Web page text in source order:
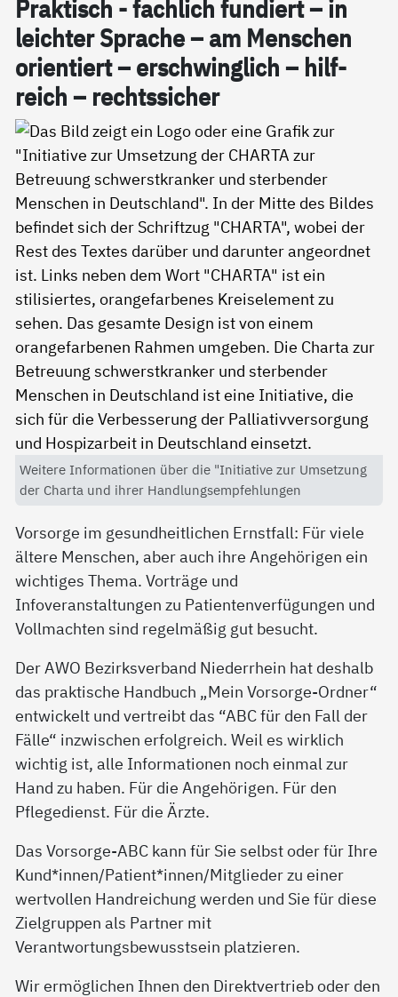
Prak­tisch - fach­lich fun­diert – in
leich­ter Spra­che – am Men­schen
ori­en­tiert – er­schwing­lich – hil­f­
reich – rechts­si­cher
Weitere Informationen über die "Initiative zur Umsetzung
der Charta und ihrer Handlungsempfehlungen
Vorsorge im gesundheitlichen Ernstfall: Für viele
ältere Menschen, aber auch ihre Angehörigen ein
wichtiges Thema. Vorträge und
Infoveranstaltungen zu Patientenverfügungen und
Vollmachten sind regelmäßig gut besucht.
Der AWO Bezirksverband Niederrhein hat deshalb
das praktische Handbuch „Mein Vorsorge-Ordner“
entwickelt und vertreibt das “ABC für den Fall der
Fälle“ inzwischen erfolgreich. Weil es wirklich
wichtig ist, alle Informationen noch einmal zur
Hand zu haben. Für die Angehörigen. Für den
Pflegedienst. Für die Ärzte.
Das Vorsorge-ABC kann für Sie selbst oder für Ihre
Kund*innen/Patient*innen/Mitglieder zu einer
wertvollen Handreichung werden und Sie für diese
Zielgruppen als Partner mit
Verantwortungsbewusstsein platzieren.
Wir ermöglichen Ihnen den Direktvertrieb oder den